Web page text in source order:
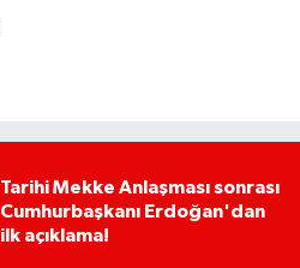
Tarihi Mekke Anlaşması sonrası
Cumhurbaşkanı Erdoğan'dan
ilk açıklama!